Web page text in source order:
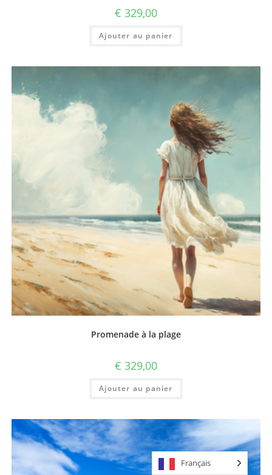
€ 329,00
Ajouter au panier
Promenade à la plage
€ 329,00
Ajouter au panier
Français